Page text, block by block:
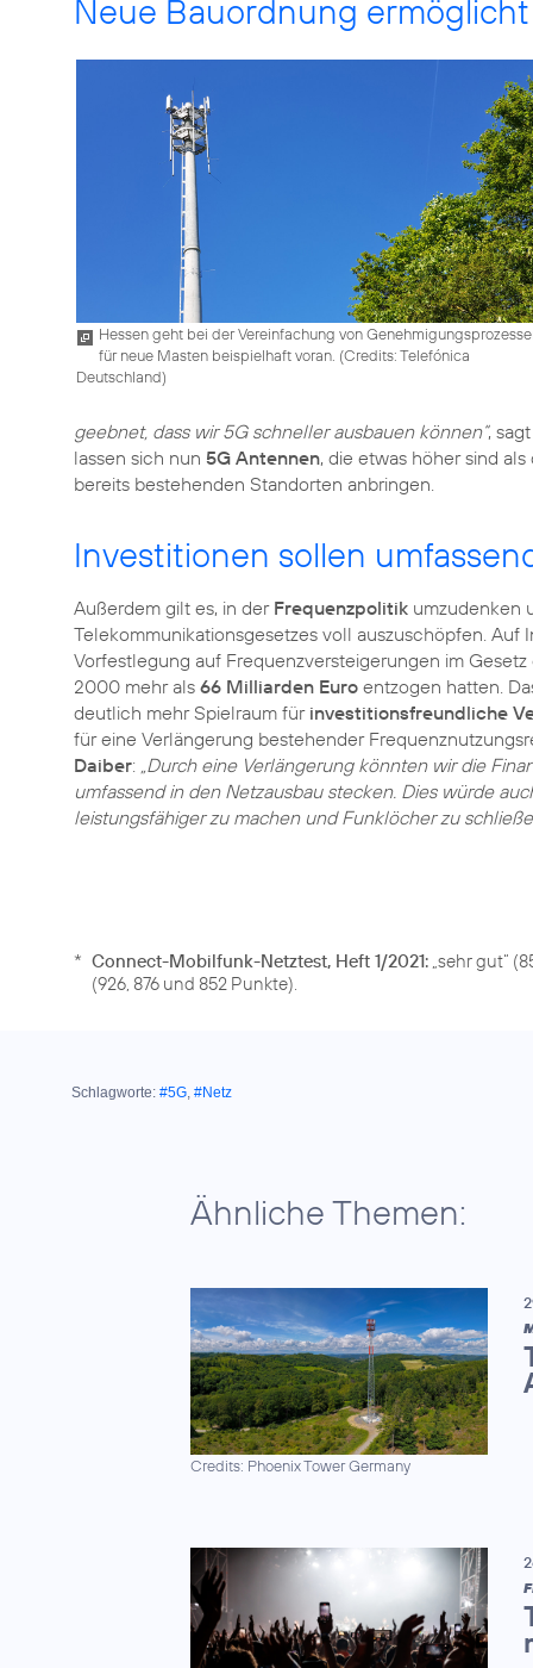
Neue Bauordnung
Hessen geht bei der Vereinfachung von
für neue Masten beispielhaft voran. (Credits: Telefónica
Deutschland)
geebnet, dass wir 5G schneller ausbauen können“,
lassen sich nun 5G Antennen, die etwas höher sind
bereits bestehenden Standorten anbringen.
Investitionen sollen
Außerdem gilt es, in der Frequenzpolitik umzudenken
Telekommunikationsgesetzes voll auszuschöpfen.
Vorfestlegung auf Frequenzversteigerungen im
2000 mehr als 66 Milliarden Euro entzogen hatten.
deutlich mehr Spielraum für investitionsfreundliche
für eine Verlängerung bestehender
Daiber: „Durch eine Verlängerung könnten wir die
umfassend in den Netzausbau stecken. Dies würde
leistungsfähiger zu machen und Funklöcher zu
* Connect-Mobilfunk-Netztest, Heft 1/2021: „sehr gut“
(926, 876 und 852 Punkte).
Schlagworte: #5G, #Netz
Ähnliche Themen:
Credits: Phoenix Tower Germany